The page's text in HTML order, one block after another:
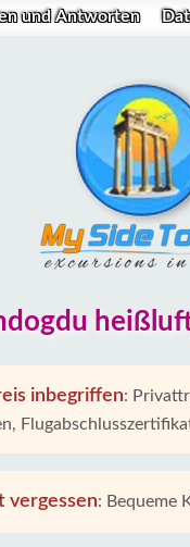
und Antworten
inbegriffen:
vergessen: Bequeme